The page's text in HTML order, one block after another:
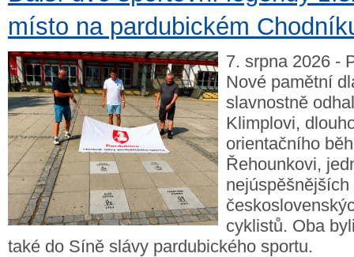
místo na pardubickém
7. srpna 2026 -
Nové pamětní
slavnostně
Klimplovi,
orientačního
Řehounkovi,
nejúspěšnějších
cyklistů. Oba
také do Síně slávy pardubického sportu.